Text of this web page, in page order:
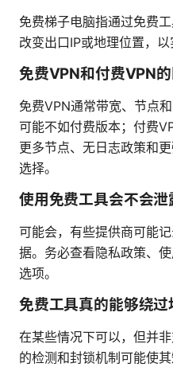
免费梯子电脑指通过免费
改变出口IP或地理位置，以
免费VPN和付费VPN的
免费VPN通常带宽、节点
可能不如付费版本；付费
更多节点、无日志政策和
选择。
使用免费工具会不会泄
可能会，有些提供商可能
据。务必查看隐私政策、
选项。
免费工具真的能够绕过
在某些情况下可以，但并
的检测和封锁机制可能使其